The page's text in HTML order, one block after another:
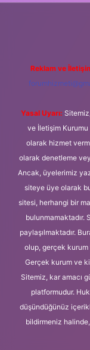
Reklam ve
Yasal Uyarı:
ve İletişim Kurumu
olarak hizmet
olarak denetleme
Ancak, üyelerimiz
siteye üye olarak
sitesi, herhangi bir
bulunmamaktadır.
paylaşılmaktadır.
olup, gerçek kurum
Gerçek kurum ve
Sitemiz, kar amacı
platformudur.
düşündüğünüz
bildirmeniz